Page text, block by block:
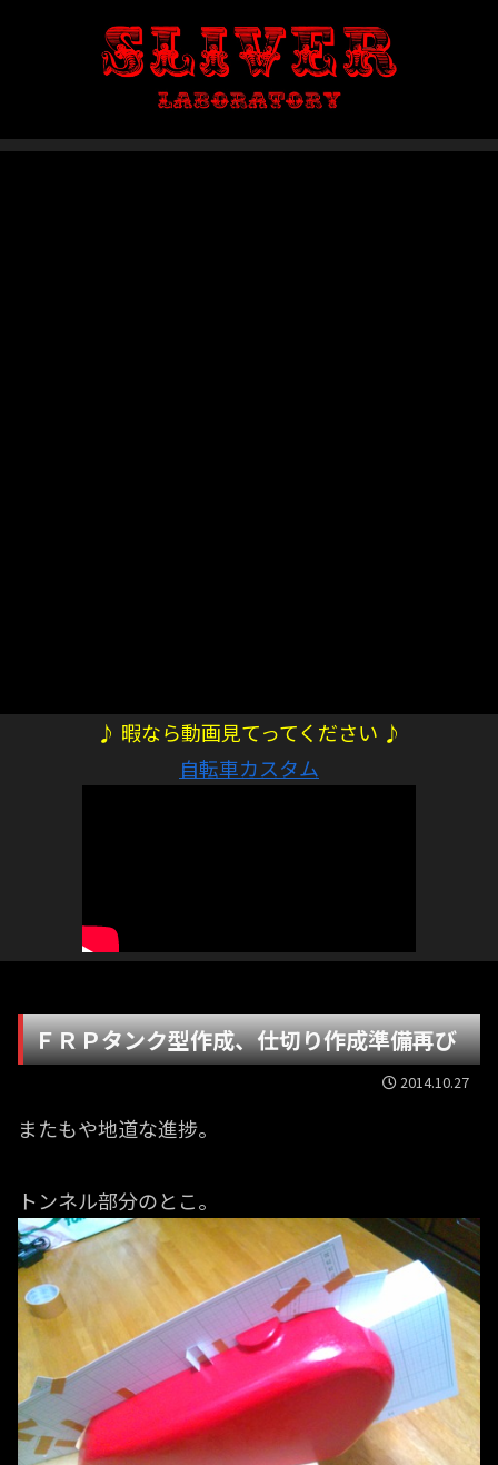
♪ 暇なら動画見てってください ♪
自転車カスタム
ＦＲＰタンク型作成、仕切り作成準備再び
2014.10.27
またもや地道な進捗。
トンネル部分のとこ。